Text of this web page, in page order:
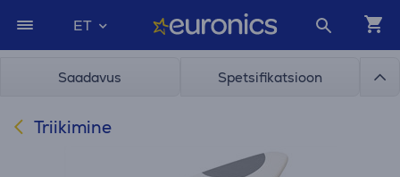
ET
Saadavus Spetsifikatsioon
Triikimine